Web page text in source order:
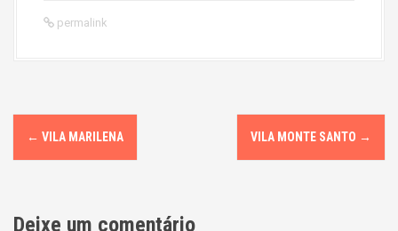
permalink
P
o
← VILA MARILENA VILA MONTE SANTO →
Deixe um comentário